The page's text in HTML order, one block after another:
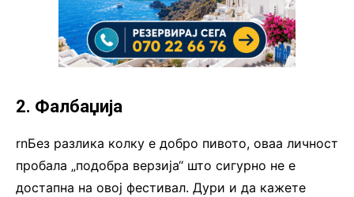
2. Фалбаџија
rnБез разлика колку е добро пивото, оваа личност
пробала „подобра верзија“ што сигурно не е
достапна на овој фестивал. Дури и да кажете